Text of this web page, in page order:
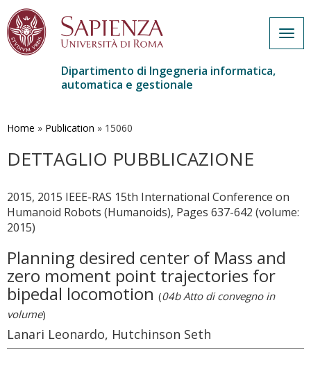
contenuto
Dipartimento di Ingegneria informatica,
automatica e gestionale
Home » Publication » 15060
DETTAGLIO PUBBLICAZIONE
2015, 2015 IEEE-RAS 15th International Conference on
Humanoid Robots (Humanoids), Pages 637-642 (volume:
2015)
Planning desired center of Mass and
zero moment point trajectories for
bipedal locomotion (04b Atto di convegno in
volume)
Lanari Leonardo, Hutchinson Seth